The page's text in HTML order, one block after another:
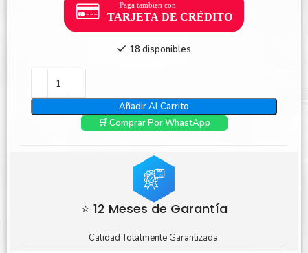
18 disponibles
Añadir Al Carrito
🛒 Comprar Por WhastApp
⭐ 12 Meses de Garantía
Calidad Totalmente Garantizada.